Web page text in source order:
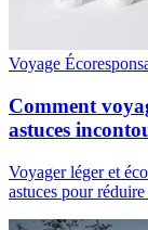
Voyage
Comment
astuces
Voyager léger et
astuces pour